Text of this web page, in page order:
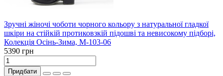
Зручні жіночі чоботи чорного кольору з натуральної гладкої
шкіри на стійкій протиковзкій підошві та невисокому підборі,
Колекція Осінь-Зима, М-103-06
5390 грн
Придбати